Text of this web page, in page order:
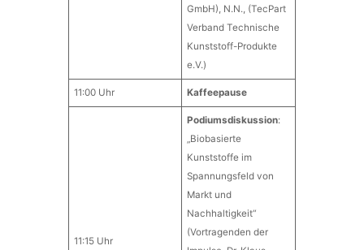
GmbH), N.N., (TecPart
Verband Technische
Kunststoff-Produkte
e.V.)
11:00 Uhr Kaffeepause
11:15 Uhr
Podiumsdiskussion:
„Biobasierte
Kunststoffe im
Spannungsfeld von
Markt und
Nachhaltigkeit“
(Vortragenden der